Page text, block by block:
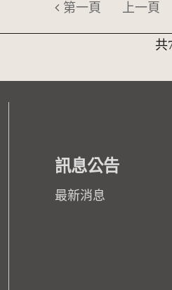
第一頁 上一頁
共
訊息公告
最新消息